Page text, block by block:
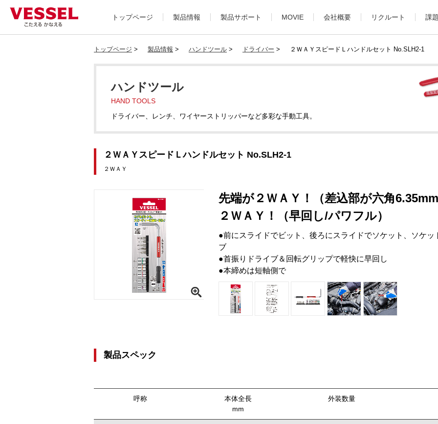
トップページ 製品情報 製品サポート MOVIE 会社概要 リクルート 課
トップページ > 製品情報 > ハンドツール > ドライバー > ２ＷＡＹスピードＬハンドルセット No.SLH2-1
ハンドツール
HAND TOOLS
ドライバー、レンチ、ワイヤーストリッパーなど多彩な手動工具。
２ＷＡＹスピードＬハンドルセット No.SLH2-1
２ＷＡＹ
先端が２ＷＡＹ！（差込部が六角
２ＷＡＹ！（早回し/パワフル）
●前にスライドでビット、後ろにスライドでソケット、ソケッ
ブ
●首振りドライブ＆回転グリップで軽快に早回し
●本締めは短軸側で
製品スペック
呼称
本体全長
mm
外装数量